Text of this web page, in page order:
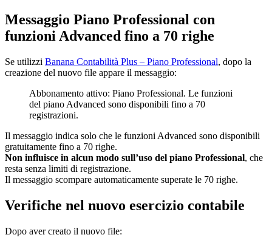
Messaggio Piano Professional con
funzioni Advanced fino a 70 righe
Se utilizzi Banana Contabilità Plus – Piano Professional, dopo la
creazione del nuovo file appare il messaggio:
Abbonamento attivo: Piano Professional. Le funzioni
del piano Advanced sono disponibili fino a 70
registrazioni.
Il messaggio indica solo che le funzioni Advanced sono disponibili
gratuitamente fino a 70 righe.
Non influisce in alcun modo sull’uso del piano Professional, che
resta senza limiti di registrazione.
Il messaggio scompare automaticamente superate le 70 righe.
Verifiche nel nuovo esercizio contabile
Dopo aver creato il nuovo file: